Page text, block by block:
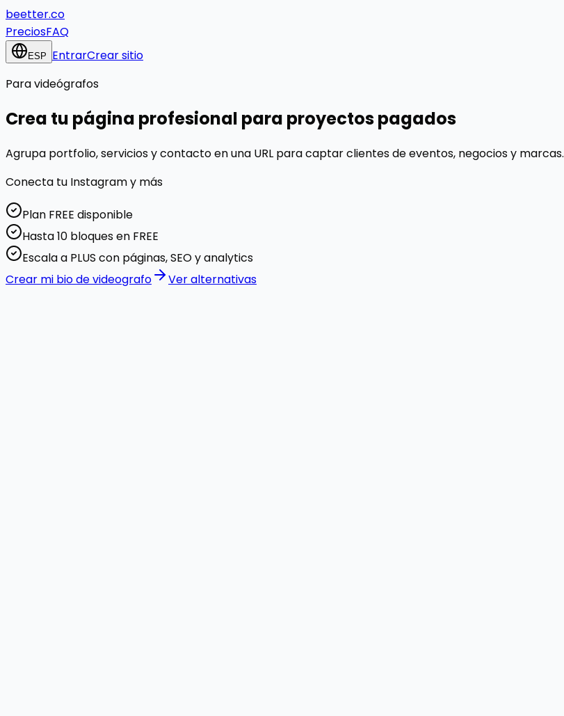
beetter.co
PreciosFAQ
ESP EntrarCrear sitio
Paravideógrafos
Crea tu página profesional para proyectos pagados
Agrupa portfolio, servicios y contacto en una URL para captar clientes de eventos, negocios y marcas.
Conecta tu Instagramy más
Plan FREE disponible
Hasta 10 bloques en FREE
Escala a PLUS con páginas, SEO y analytics
Crear mi bio de videografo
Ver alternativas